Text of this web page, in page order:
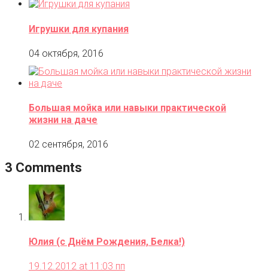
Игрушки для купания
04 октября, 2016
Большая мойка или навыки практической
жизни на даче
02 сентября, 2016
3 Comments
Юлия (с Днём Рождения, Белка!)
19.12.2012 at 11:03 пп